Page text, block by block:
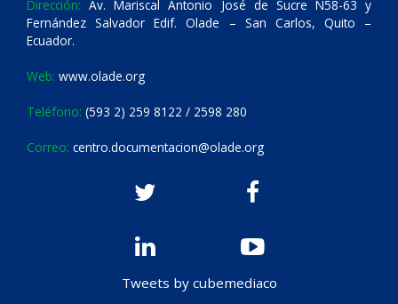
Dirección: Av. Mariscal Antonio José de Sucre N58-63 y
Fernández Salvador Edif. Olade – San Carlos, Quito –
Ecuador.
Web: www.olade.org
Teléfono: (593 2) 259 8122 / 2598 280
Correo: centro.documentacion@olade.org
Tweets by cubemediaco